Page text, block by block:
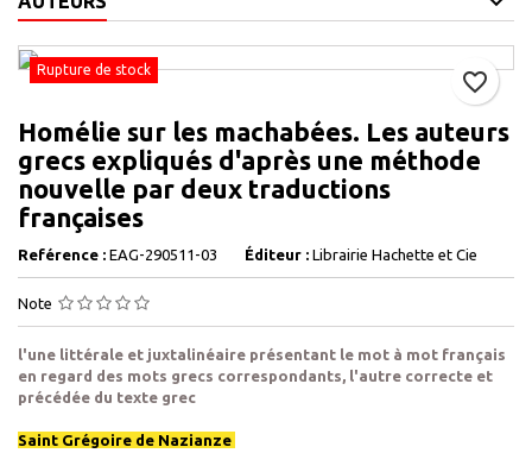
Rupture de stock
Homélie sur les machabées. Les auteurs
grecs expliqués d'après une méthode
nouvelle par deux traductions
françaises
Reférence : EAG-290511-03 Éditeur : Librairie Hachette et Cie
Note
l'une littérale et juxtalinéaire présentant le mot à mot français
en regard des mots grecs correspondants, l'autre correcte et
précédée du texte grec
Saint Grégoire de Nazianze
favorite_border